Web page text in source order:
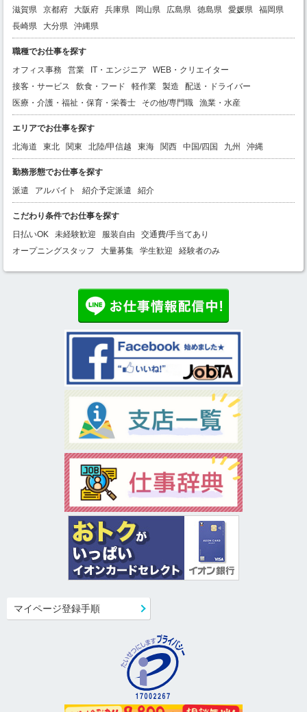
滋賀県
京都府 大阪府 兵庫県 岡山県 広島県 徳島県 愛媛県
福岡県
長崎県
大分県 沖縄県
職種でお仕事を探す
オフィス事務
営業 IT・エンジニア
WEB・クリエイター
接客・サービス
飲食・フード 軽作業 製造
配送・ドライバー
医療・介護・福祉・保育・栄養士
その他/専門職 漁業・水産
エリアでお仕事を探す
北海道
東北 関東 北陸/甲信越 東海 関西 中国/四国 九州 沖縄
勤務形態でお仕事を探す
派遣
アルバイト 紹介予定派遣 紹介
こだわり条件でお仕事を探す
日払いOK
未経験歓迎 服装自由
交通費/手当てあり
オープニングスタッフ
大量募集 学生歓迎 経験者のみ
マイページ登録手順